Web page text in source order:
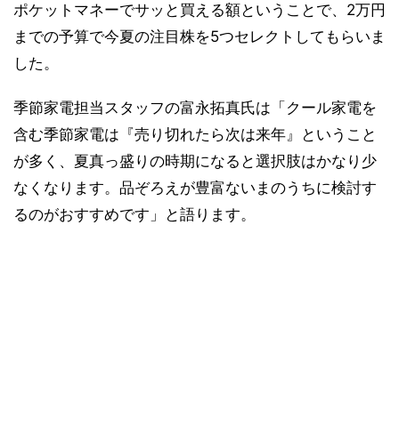
ポケットマネーでサッと買える額ということで、2万円
までの予算で今夏の注目株を5つセレクトしてもらいま
した。
季節家電担当スタッフの富永拓真氏は「クール家電を
含む季節家電は『売り切れたら次は来年』ということ
が多く、夏真っ盛りの時期になると選択肢はかなり少
なくなります。品ぞろえが豊富ないまのうちに検討す
るのがおすすめです」と語ります。